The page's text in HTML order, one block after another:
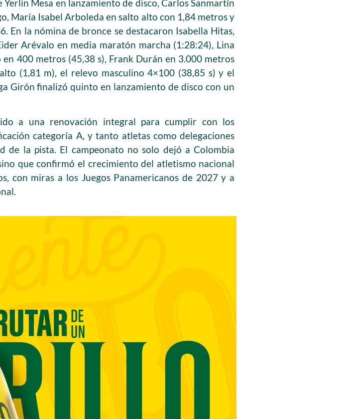
Mesa en lanzamiento de disco, Carlos Sanmartín
María Isabel Arboleda en salto alto con 1,84 metros y
En la nómina de bronce se destacaron Isabella Hitas,
Arévalo en media maratón marcha (1:28:24), Lina
400 metros (45,38 s), Frank Durán en 3.000 metros
(1,81 m), el relevo masculino 4×100 (38,85 s) y el
Girón finalizó quinto en lanzamiento de disco con un
a una renovación integral para cumplir con los
categoría A, y tanto atletas como delegaciones
de la pista. El campeonato no solo dejó a Colombia
que confirmó el crecimiento del atletismo nacional
con miras a los Juegos Panamericanos de 2027 y a